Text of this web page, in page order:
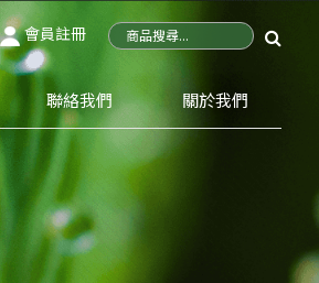
會員註冊
聯絡我們 關於我們